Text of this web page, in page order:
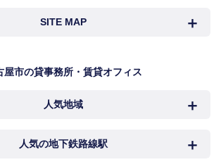
SITE MAP
名古屋市近郊検索
地図検索
NEWS
屋市の貸事務所・賃貸オフィス
人気地域
人気の地下鉄路線駅